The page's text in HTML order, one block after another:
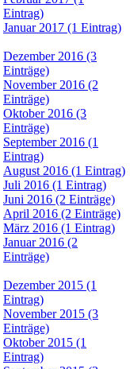
Eintrag)
Januar 2017 (1 Eintrag)
Dezember 2016 (3
Einträge)
November 2016 (2
Einträge)
Oktober 2016 (3
Einträge)
September 2016 (1
Eintrag)
August 2016 (1 Eintrag)
Juli 2016 (1 Eintrag)
Juni 2016 (2 Einträge)
April 2016 (2 Einträge)
März 2016 (1 Eintrag)
Januar 2016 (2
Einträge)
Dezember 2015 (1
Eintrag)
November 2015 (3
Einträge)
Oktober 2015 (1
Eintrag)